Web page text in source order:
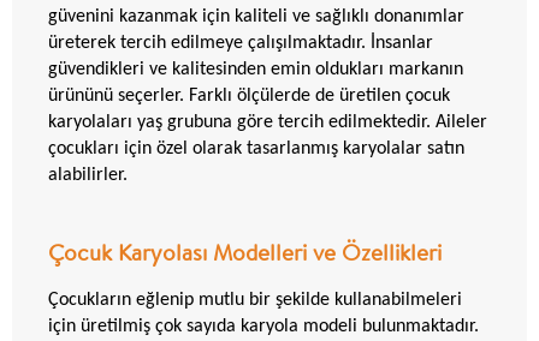
güvenini kazanmak için kaliteli ve sağlıklı donanımlar
üreterek tercih edilmeye çalışılmaktadır. İnsanlar
güvendikleri ve kalitesinden emin oldukları markanın
ürününü seçerler. Farklı ölçülerde de üretilen çocuk
karyolaları yaş grubuna göre tercih edilmektedir. Aileler
çocukları için özel olarak tasarlanmış karyolalar satın
alabilirler.
Çocuk Karyolası Modelleri ve Özellikleri
Çocukların eğlenip mutlu bir şekilde kullanabilmeleri
için üretilmiş çok sayıda karyola modeli bulunmaktadır.